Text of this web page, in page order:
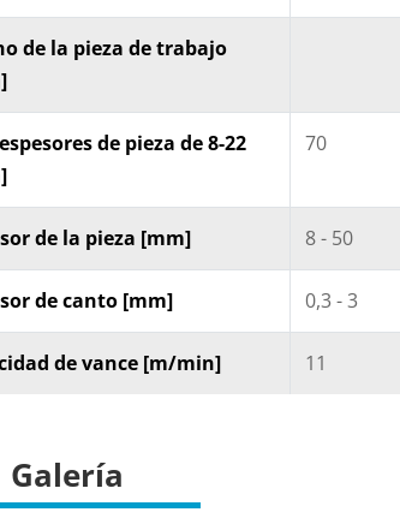
de la pieza de trabajo
de pieza de 8-22
70
de la pieza [mm] 8 - 50
de canto [mm] 0,3 - 3
de vance [m/min] 11
Galería